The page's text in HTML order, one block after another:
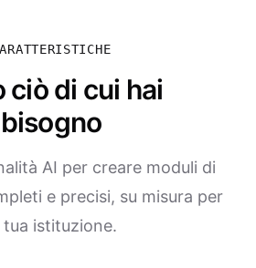
ciò di cui hai
bisogno
AI per creare moduli di
e precisi, su misura per
tua istituzione.